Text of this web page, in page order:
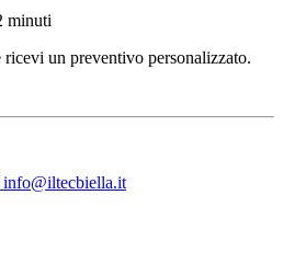
minuti
un preventivo personalizzato.
info@iltecbiella.it